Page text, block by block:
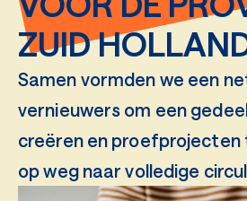
ZUID
Samen vormden we een
vernieuwers om een
creëren en proefprojecten
op weg naar volledige